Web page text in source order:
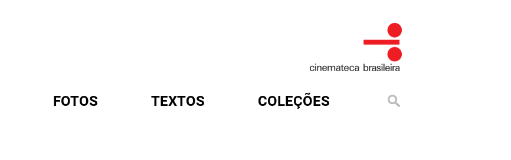
FOTOS TEXTOS COLEÇÕES